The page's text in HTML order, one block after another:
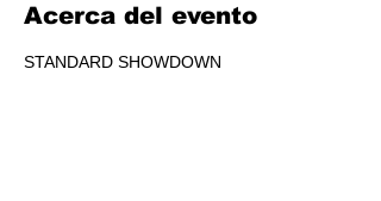
Acerca del evento
STANDARD SHOWDOWN